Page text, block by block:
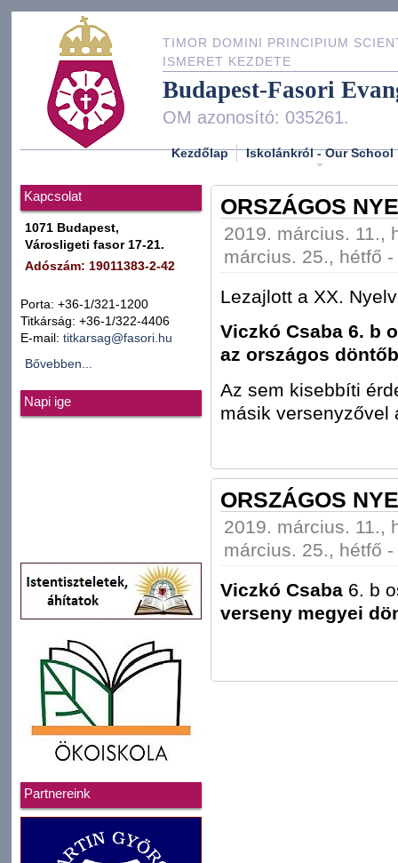
TIMOR DOMINI PRINCIPIUM
ISMERET KEZDETE
Budapest-Fasori
OM azonosító: 035261.
Kezdőlap Iskolánkról - Our School
Kapcsolat
1071 Budapest,
Városligeti fasor 17-21.
Adószám: 19011383-2-42
Porta: +36-1/321-1200
Titkárság: +36-1/322-4406
E-mail: titkarsag@fasori.hu
Bővebben...
Napi ige
Partnereink
ORSZÁGOS
2019. március. 11.,
március. 25., hétfő
Lezajlott a XX.
Viczkó Csaba 6. b
az országos
Az sem kisebbíti
másik versenyzővel
ORSZÁGOS
2019. március. 11.,
március. 25., hétfő
Viczkó Csaba 6. b
verseny megyei